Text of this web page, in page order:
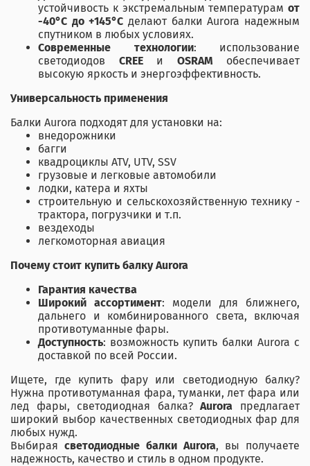
устойчивость к экстремальным температурам от
-40°C до +145°C делают балки Aurora надежным
спутником в любых условиях.
Современные технологии: использование
светодиодов CREE и OSRAM обеспечивает
высокую яркость и энергоэффективность.
Универсальность применения
Балки Aurora подходят для установки на:
внедорожники
багги
квадроциклы ATV, UTV, SSV
грузовые и легковые автомобили
лодки, катера и яхты
строительную и сельскохозяйственную технику -
трактора, погрузчики и т.п.
вездеходы
легкомоторная авиация
Почему стоит купить балку Aurora
Гарантия качества
Широкий ассортимент: модели для ближнего,
дальнего и комбинированного света, включая
противотуманные фары.
Доступность: возможность купить балки Aurora с
доставкой по всей России.
Ищете, где купить фару или светодиодную балку?
Нужна противотуманная фара, туманки, лет фара или
лед фары, светодиодная балка?Aurora предлагает
широкий выбор качественных светодиодных фар для
любых нужд.
Выбирая светодиодные балки Aurora, вы получаете
надежность, качество и стиль в одном продукте.